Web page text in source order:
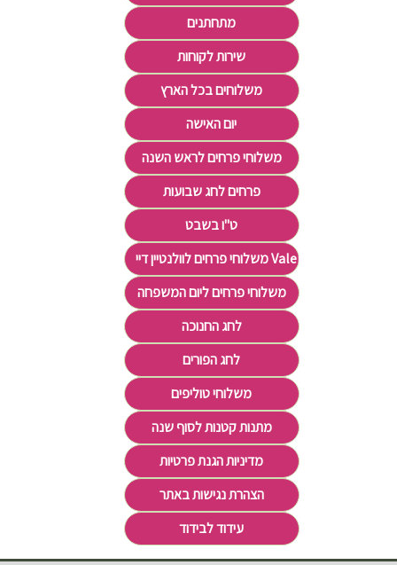
מתחתנים
שירות לקוחות
משלוחים בכל הארץ
יום האישה
משלוחי פרחים לראש השנה
פרחים לחג שבועות
ט"ו בשבט
משלוחי פרחים לוולנטיין דיי Valentine's Day
משלוחי פרחים ליום המשפחה
לחג החנוכה
לחג הפורים
משלוחי טוליפים
מתנות קטנות לסוף שנה
מדיניות הגנת פרטיות
הצהרת נגישות באתר
עידוד לבידוד